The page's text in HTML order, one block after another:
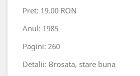
Pret: 19.00 RON
Anul: 1985
Pagini: 260
Detalii: Brosata, stare buna